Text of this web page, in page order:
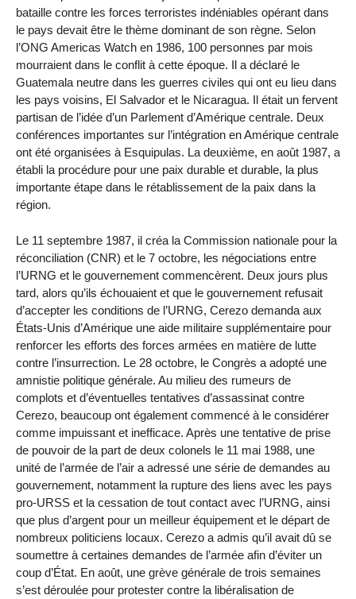
bataille contre les forces terroristes indéniables opérant dans
le pays devait être le thème dominant de son règne. Selon
l’ONG Americas Watch en 1986, 100 personnes par mois
mourraient dans le conflit à cette époque. Il a déclaré le
Guatemala neutre dans les guerres civiles qui ont eu lieu dans
les pays voisins, El Salvador et le Nicaragua. Il était un fervent
partisan de l’idée d’un Parlement d’Amérique centrale. Deux
conférences importantes sur l’intégration en Amérique centrale
ont été organisées à Esquipulas. La deuxième, en août 1987, a
établi la procédure pour une paix durable et durable, la plus
importante étape dans le rétablissement de la paix dans la
région.
Le 11 septembre 1987, il créa la Commission nationale pour la
réconciliation (CNR) et le 7 octobre, les négociations entre
l’URNG et le gouvernement commencèrent. Deux jours plus
tard, alors qu’ils échouaient et que le gouvernement refusait
d’accepter les conditions de l’URNG, Cerezo demanda aux
États-Unis d’Amérique une aide militaire supplémentaire pour
renforcer les efforts des forces armées en matière de lutte
contre l’insurrection. Le 28 octobre, le Congrès a adopté une
amnistie politique générale. Au milieu des rumeurs de
complots et d’éventuelles tentatives d’assassinat contre
Cerezo, beaucoup ont également commencé à le considérer
comme impuissant et inefficace. Après une tentative de prise
de pouvoir de la part de deux colonels le 11 mai 1988, une
unité de l’armée de l’air a adressé une série de demandes au
gouvernement, notamment la rupture des liens avec les pays
pro-URSS et la cessation de tout contact avec l’URNG, ainsi
que plus d’argent pour un meilleur équipement et le départ de
nombreux politiciens locaux. Cerezo a admis qu’il avait dû se
soumettre à certaines demandes de l’armée afin d’éviter un
coup d’État. En août, une grève générale de trois semaines
s’est déroulée pour protester contre la libéralisation de